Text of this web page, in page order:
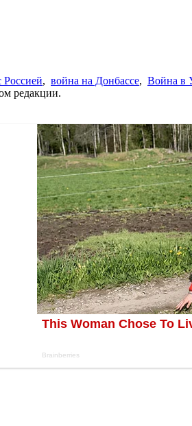
Россией, война на Донбассе, Война в
редакции.